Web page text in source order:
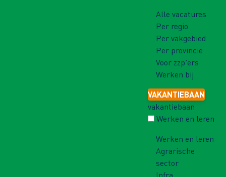
Alle vacatures
Per regio
Per vakgebied
Per provincie
Voor zzp'ers
Werken bij
VAKANTIEBAAN
vakantiebaan
Werken en leren
Werken en leren
Agrarische
sector
Infra